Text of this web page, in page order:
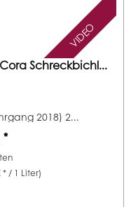
VIDEO
Schreckbichl...
2018) 2...
* / 1 Liter)